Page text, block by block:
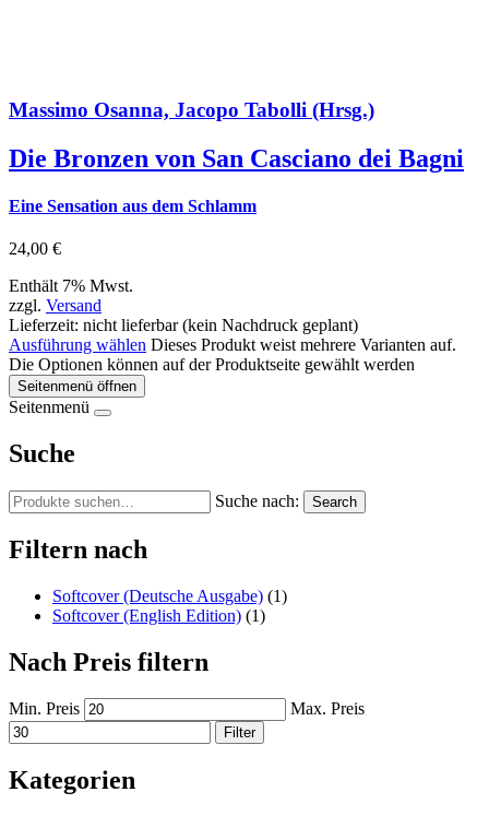
Massimo Osanna, Jacopo Tabolli (Hrsg.)
Die Bronzen von San Casciano dei Bagni
Eine Sensation aus dem Schlamm
24,00 €
Enthält 7% Mwst.
zzgl. Versand
Lieferzeit: nicht lieferbar (kein Nachdruck geplant)
Ausführung wählen Dieses Produkt weist mehrere Varianten auf.
Die Optionen können auf der Produktseite gewählt werden
Seitenmenü öffnen
Seitenmenü
Suche
Suche nach: Search
Filtern nach
Softcover (Deutsche Ausgabe) (1)
Softcover (English Edition) (1)
Nach Preis filtern
Min. Preis Max. Preis
Filter
Kategorien